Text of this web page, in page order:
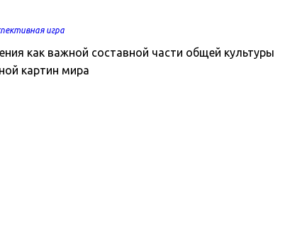
игра
как важной составной части общей культуры
картин мира